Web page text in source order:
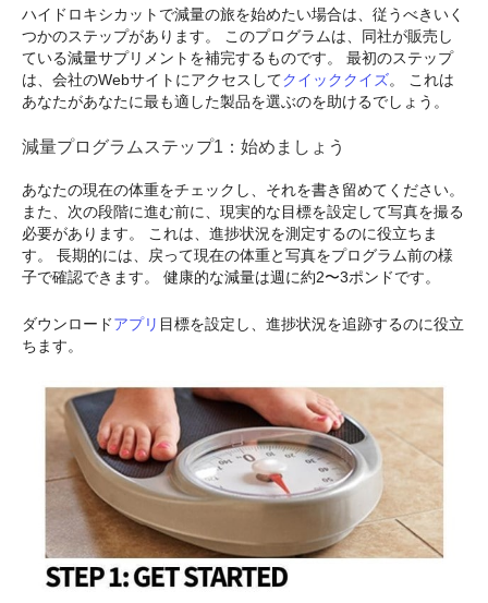
ハイドロキシカットで減量の旅を始めたい場合は、従うべきいく
つかのステップがあります。 このプログラムは、同社が販売し
ている減量サプリメントを補完するものです。 最初のステップ
は、会社のWebサイトにアクセスしてクイッククイズ。 これは
あなたがあなたに最も適した製品を選ぶのを助けるでしょう。
減量プログラムステップ1：始めましょう
あなたの現在の体重をチェックし、それを書き留めてください。
また、次の段階に進む前に、現実的な目標を設定して写真を撮る
必要があります。 これは、進捗状況を測定するのに役立ちま
す。 長期的には、戻って現在の体重と写真をプログラム前の様
子で確認できます。 健康的な減量は週に約2〜3ポンドです。
ダウンロードアプリ 目標を設定し、進捗状況を追跡するのに役立
ちます。